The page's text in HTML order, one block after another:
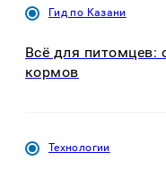
Гид по Казани
Всё для питомцев:
кормов
Технологии